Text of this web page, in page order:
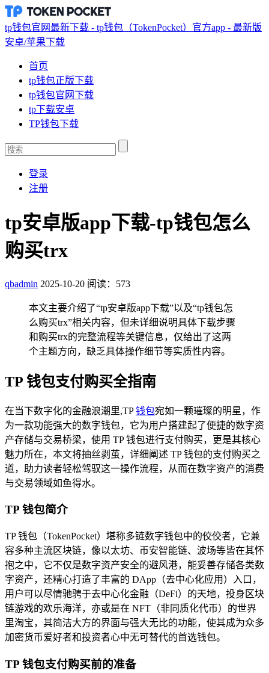
tp钱包官网最新下载 - tp钱包（TokenPocket）官方app - 最新版
安卓/苹果下载
首页
tp钱包正版下载
tp钱包官网下载
tp下载安卓
TP钱包下载
登录
注册
tp安卓版app下载-tp钱包怎么
购买trx
qbadmin 2025-10-20 阅读：573
本文主要介绍了“tp安卓版app下载”以及“tp钱包怎
么购买trx”相关内容，但未详细说明具体下载步骤
和购买trx的完整流程等关键信息，仅给出了这两
个主题方向，缺乏具体操作细节等实质性内容。
TP 钱包支付购买全指南
在当下数字化的金融浪潮里,TP钱包宛如一颗璀璨的明星，作
为一款功能强大的数字钱包，它为用户搭建起了便捷的数字资
产存储与交易桥梁，使用 TP 钱包进行支付购买，更是其核心
魅力所在，本文将抽丝剥茧，详细阐述 TP 钱包的支付购买之
道，助力读者轻松驾驭这一操作流程，从而在数字资产的消费
与交易领域如鱼得水。
TP 钱包简介
TP 钱包（TokenPocket）堪称多链数字钱包中的佼佼者，它兼
容多种主流区块链，像以太坊、币安智能链、波场等皆在其怀
抱之中，它不仅是数字资产安全的避风港，能妥善存储各类数
字资产，还精心打造了丰富的 DApp（去中心化应用）入口，
用户可以尽情驰骋于去中心化金融（DeFi）的天地，投身区块
链游戏的欢乐海洋，亦或是在 NFT（非同质化代币）的世界
里淘宝，其简洁大方的界面与强大无比的功能，使其成为众多
加密货币爱好者和投资者心中无可替代的首选钱包。
TP 钱包支付购买前的准备